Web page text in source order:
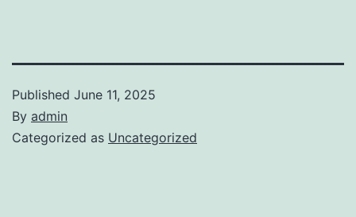
Published June 11, 2025
By admin
Categorized as Uncategorized